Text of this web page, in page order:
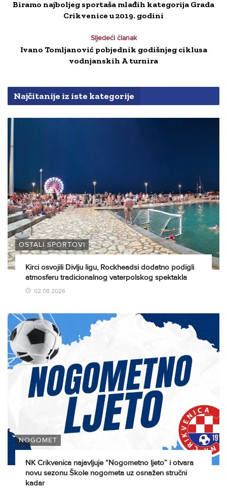
Biramo najboljeg sportaša mlađih kategorija Grada
Crikvenice u 2019. godini
Sljedeći članak
Ivano Tomljanović pobjednik godišnjeg ciklusa
vodnjanskih A turnira
Najčitanije iz iste kategorije
OSTALI SPORTOVI
Kirci osvojili Divlju ligu, Rockheadsi dodatno podigli
atmosferu tradicionalnog vaterpolskog spektakla
02.08.2026
NOGOMET
NK Crikvenica najavljuje “Nogometno ljeto” i otvara
novu sezonu Škole nogometa uz osnažen stručni
kadar